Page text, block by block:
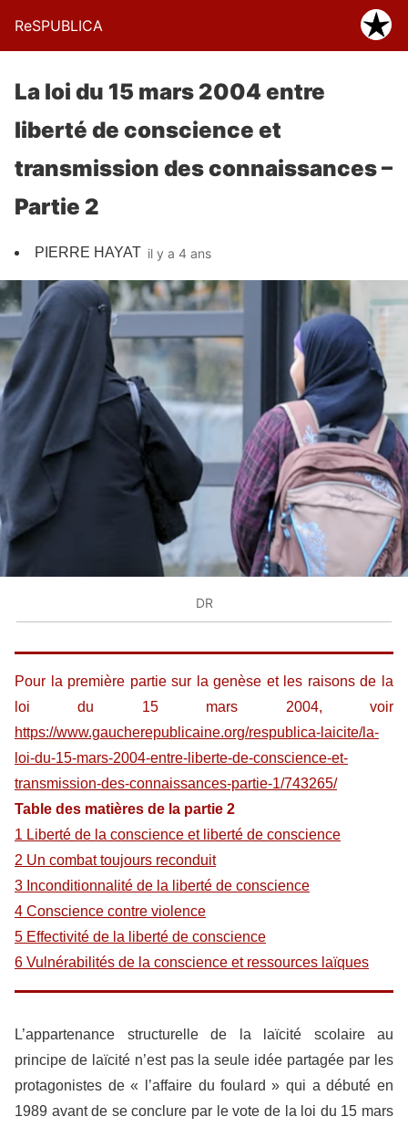
ReSPUBLICA
La loi du 15 mars 2004 entre
liberté de conscience et
transmission des connaissances –
Partie 2
PIERRE HAYAT il y a 4 ans
DR
Pour la première partie sur la genèse et les raisons de la
loi du 15 mars 2004, voir
https://www.gaucherepublicaine.org/respublica-laicite/la-
loi-du-15-mars-2004-entre-liberte-de-conscience-et-
transmission-des-connaissances-partie-1/743265/
Table des matières de la partie 2
1 Liberté de la conscience et liberté de conscience
2 Un combat toujours reconduit
3 Inconditionnalité de la liberté de conscience
4 Conscience contre violence
5 Effectivité de la liberté de conscience
6 Vulnérabilités de la conscience et ressources laïques
L’appartenance structurelle de la laïcité scolaire au
principe de laïcité n’est pas la seule idée partagée par les
protagonistes de « l’affaire du foulard » qui a débuté en
1989 avant de se conclure par le vote de la loi du 15 mars